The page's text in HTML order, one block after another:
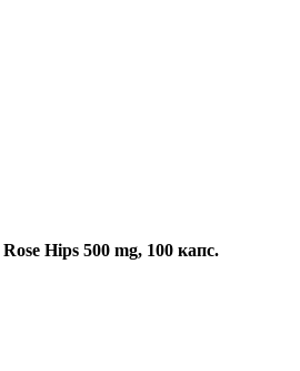
Hips 500 mg, 100 капс.